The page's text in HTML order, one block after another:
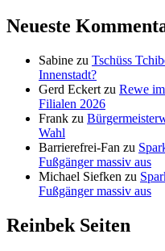
Neueste
Sabine zu Tschüss
Innenstadt?
Gerd Eckert zu Rewe
Filialen 2026
Frank zu
Wahl
Barrierefrei-Fan zu
Fußgänger massiv aus
Michael Siefken zu
Fußgänger massiv aus
Reinbek Seiten